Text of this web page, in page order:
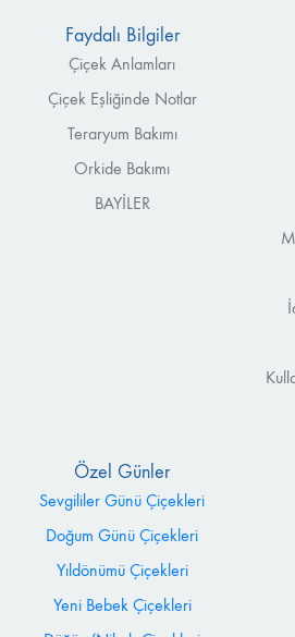
Faydalı Bilgiler
Çiçek Anlamları
Çiçek Eşliğinde Notlar
Teraryum Bakımı
Orkide Bakımı
BAYİLER
Özel Günler
Sevgililer Günü Çiçekleri
Doğum Günü Çiçekleri
Yıldönümü Çiçekleri
Yeni Bebek Çiçekleri